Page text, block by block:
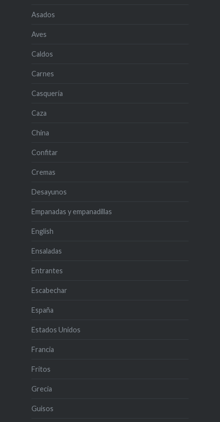
Asados
Aves
Caldos
Carnes
Casquería
Caza
China
Confitar
Cremas
Desayunos
Empanadas y empanadillas
English
Ensaladas
Entrantes
Escabechar
España
Estados Unidos
Francia
Fritos
Grecia
Guisos